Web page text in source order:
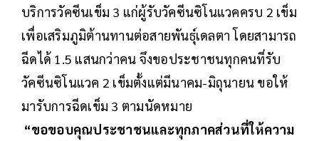
บริการวัคซีนเข็ม 3 แก่ผู้รับวัคซีนซิโนแวคครบ 2 เข็ม
เพื่อเสริมภูมิต้านทานต่อสายพันธุ์เดลตา โดยสามารถ
ฉีดได้ 1.5 แสนกว่าคน จึงขอประชาชนทุกคนที่รับ
วัคซีนซิโนแวค 2 เข็มตั้งแต่มีนาคม-มิถุนายน ขอให้
มารับการฉีดเข็ม 3 ตามนัดหมาย
“ขอขอบคุณประชาชนและทุกภาคส่วนที่ให้ความ